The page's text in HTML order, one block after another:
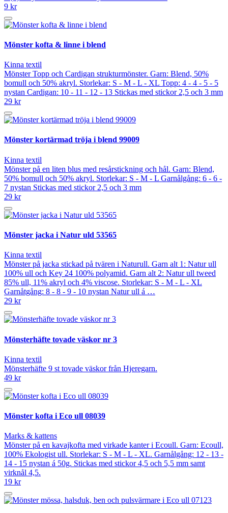
9 kr
Mönster kofta & linne i blend
Kinna textil
Mönster Topp och Cardigan strukturmönster. Garn: Blend, 50%
bomull och 50% akryl. Storlekar: S - M - L - XL Topp: 4 - 4 - 5 - 5
nystan Cardigan: 10 - 11 - 12 - 13 Stickas med stickor 2,5 och 3 mm
29 kr
Mönster kortärmad tröja i blend 99009
Kinna textil
Mönster på en liten blus med resårstickning och hål. Garn: Blend,
50% bomull och 50% akryl. Storlekar: S - M - L Garnålgång: 6 - 6 -
7 nystan Stickas med stickor 2,5 och 3 mm
29 kr
Mönster jacka i Natur uld 53565
Kinna textil
Mönster på jacka stickad på tvären i Naturull. Garn alt 1: Natur ull
100% ull och Key 24 100% polyamid. Garn alt 2: Natur ull tweed
85% ull, 11% akryl och 4% viscose. Storlekar: S - M - L - XL
Garnåtgång: 8 - 8 - 9 - 10 nystan Natur ull á …
29 kr
Mönsterhäfte tovade väskor nr 3
Kinna textil
Mönsterhäfte 9 st tovade väskor från Hjeregarn.
49 kr
Mönster kofta i Eco ull 08039
Marks & kattens
Mönster på en kavajkofta med virkade kanter i Ecoull. Garn: Ecoull,
100% Ekologist ull. Storlekar: S - M - L - XL. Garnålgång: 12 - 13 -
14 - 15 nystan á 50g. Stickas med stickor 4,5 och 5,5 mm samt
virknål 4,5.
19 kr